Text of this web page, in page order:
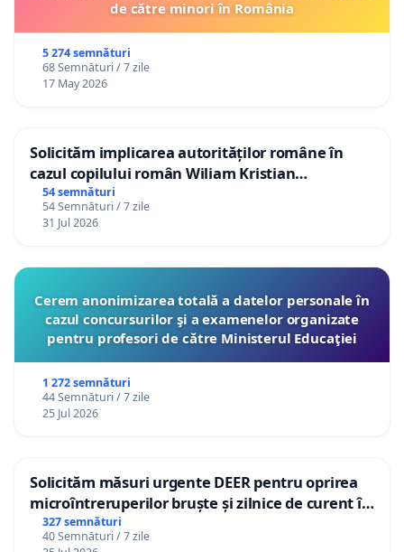
de către minori în România
5 274 semnături
68 Semnături / 7 zile
17 May 2026
Solicităm implicarea autorităților române în
cazul copilului român Wiliam Kristian
Gheorghe, aflat în plasament în Danemarca de
12 ani
54 semnături
54 Semnături / 7 zile
31 Jul 2026
Cerem anonimizarea totală a datelor personale în
cazul concursurilor şi a examenelor organizate
pentru profesori de către Ministerul Educaţiei
1 272 semnături
44 Semnături / 7 zile
25 Jul 2026
Solicităm măsuri urgente DEER pentru oprirea
microîntreruperilor bruște și zilnice de curent în
Sâncraiu de Mureș și Nazna
327 semnături
40 Semnături / 7 zile